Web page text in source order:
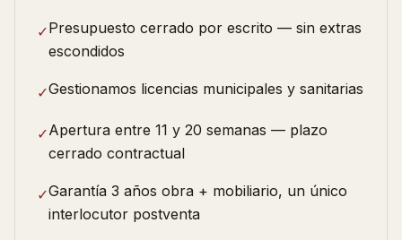
✓Presupuesto cerrado por escrito — sin extras
escondidos
✓Gestionamos licencias municipales y sanitarias
✓Apertura entre 11 y 20 semanas — plazo
cerrado contractual
✓Garantía 3 años obra + mobiliario, un único
interlocutor postventa